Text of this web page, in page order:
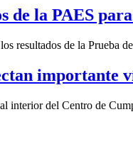
de la PAES
resultados de la Prueba
importante
interior del Centro de